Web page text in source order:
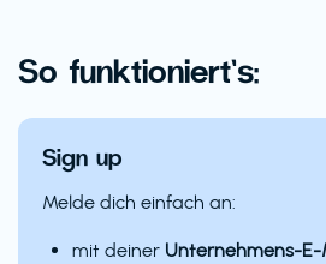
So funktioniert’s:
Sign up
Melde dich einfach an:
mit deiner Unternehmens-E-